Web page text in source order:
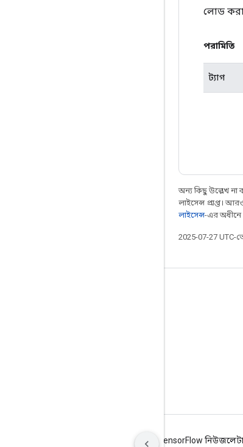
লোড
পরামিতি
ট্যাগ
অন্য কিছু উল্লেখ না
লাইসেন্স প্রাপ্ত।
লাইসেন্স-এর অধীনে
2025-07-27 UTC-
Manage cookies TensorFlow